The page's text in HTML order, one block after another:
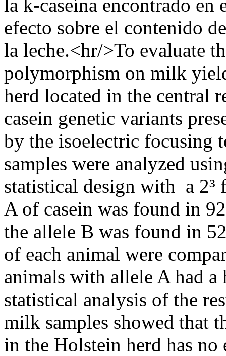
la k-caseína encontrado en
efecto sobre el contenido
la leche.<hr/>To evaluate
polymorphism on milk
herd located in the central
casein genetic variants
by the isoelectric
samples were analyzed
statistical design with a 2³
A of casein was found in
the allele B was found in
of each animal were
animals with allele A had
statistical analysis of the
milk samples showed that
in the Holstein herd has